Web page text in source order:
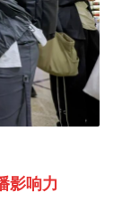
影响力